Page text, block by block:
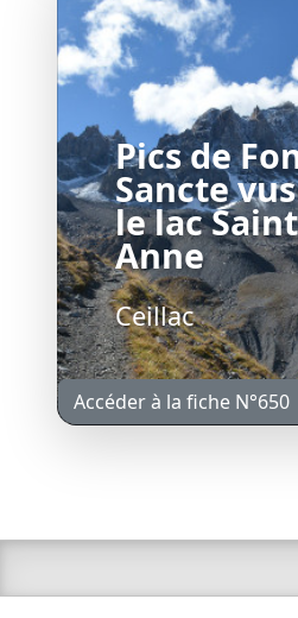
Pics de
Sancte
le lac
Anne
Ceillac
Accéder à la fiche N°650